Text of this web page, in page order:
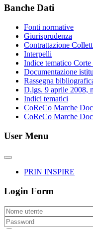
Banche Dati
Fonti normative
Giurisprudenza
Contrattazione
Interpelli
Indice tematico
Documentazione
Rassegna
D.lgs. 9 aprile 2008,
Indici tematici
CoReCo Marche
CoReCo Marche
User Menu
PRIN INSPIRE
Login Form